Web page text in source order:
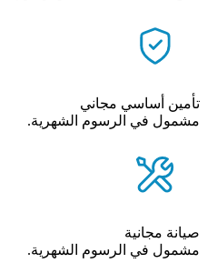
تأمين أساسي مجاني
مشمول في الرسوم الشهرية.
صيانة مجانية
مشمول في الرسوم الشهرية.